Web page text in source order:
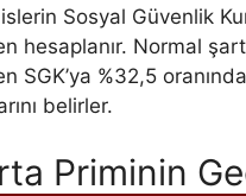
Sosyal Güvenlik
hesaplanır. Normal
SGK’ya %32,5
belirler.
Priminin